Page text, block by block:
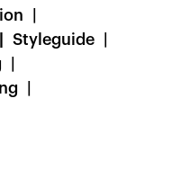
Styleguide